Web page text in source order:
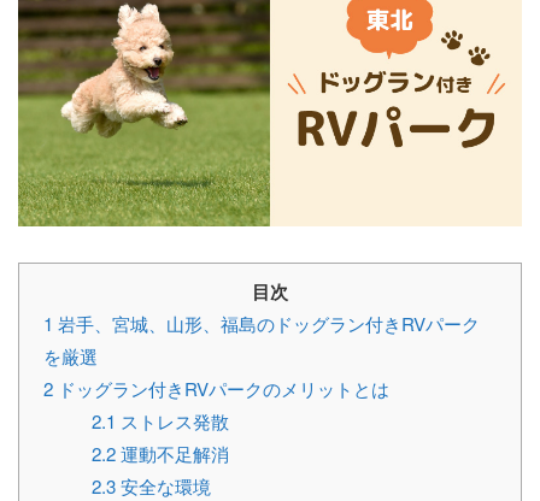
目次
1 岩手、宮城、山形、福島のドッグラン付きRVパーク
を厳選
2 ドッグラン付きRVパークのメリットとは
2.1 ストレス発散
2.2運動不足解消
2.3安全な環境